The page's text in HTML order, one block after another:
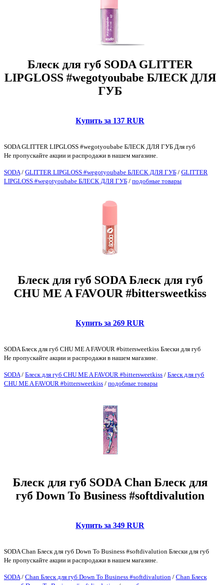
Блеск для губ SODA GLITTER
LIPGLOSS #wegotyoubabe БЛЕСК ДЛЯ
ГУБ
Купить за 137 RUR
SODA GLITTER LIPGLOSS #wegotyoubabe БЛЕСК ДЛЯ ГУБ Для губ
Не пропускайте акции и распродажи в нашем магазине.
SODA/ GLITTER LIPGLOSS #wegotyoubabe БЛЕСК ДЛЯ ГУБ / GLITTER
LIPGLOSS #wegotyoubabe БЛЕСК ДЛЯ ГУБ / подобные товары
Блеск для губ SODA Блеск для губ
CHU ME A FAVOUR #bittersweetkiss
Купить за 269 RUR
SODA Блеск для губ CHU ME A FAVOUR #bittersweetkiss Блески для губ
Не пропускайте акции и распродажи в нашем магазине.
SODA/ Блеск для губ CHU ME A FAVOUR #bittersweetkiss / Блеск для губ
CHU ME A FAVOUR #bittersweetkiss / подобные товары
Блеск для губ SODA Chan Блеск для
губ Down To Business #softdivalution
Купить за 349 RUR
SODA Chan Блеск для губ Down To Business #softdivalution Блески для губ
Не пропускайте акции и распродажи в нашем магазине.
SODA / Chan Блеск для губ Down To Business #softdivalution / Chan Блеск